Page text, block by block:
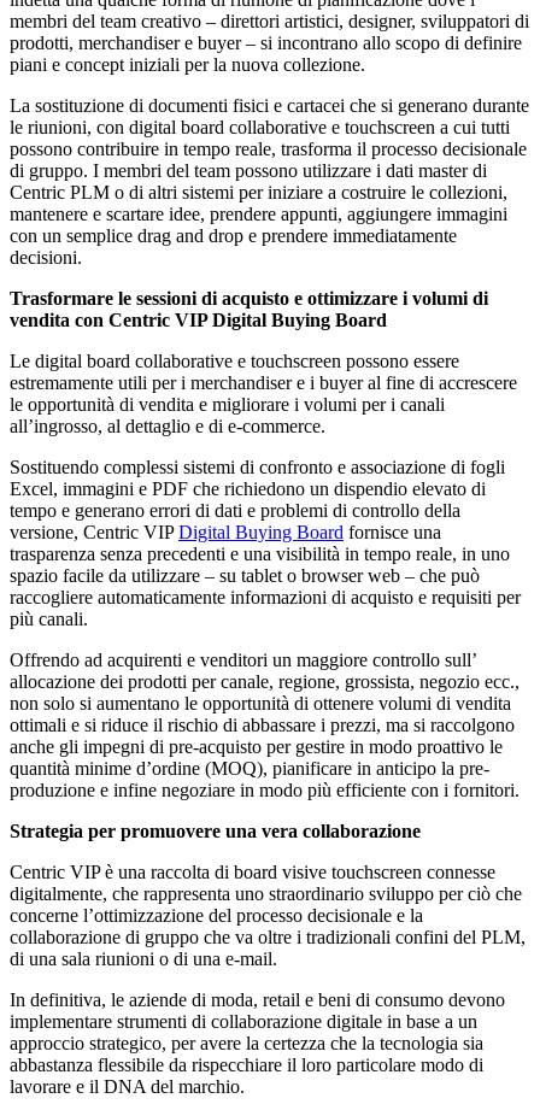
membri del team creativo – direttori artistici, designer, sviluppatori di
prodotti, merchandiser e buyer – si incontrano allo scopo di definire
piani e concept iniziali per la nuova collezione.
La sostituzione di documenti fisici e cartacei che si generano durante
le riunioni, con digital board collaborative e touchscreen a cui tutti
possono contribuire in tempo reale, trasforma il processo decisionale
di gruppo. I membri del team possono utilizzare i dati master di
Centric PLM o di altri sistemi per iniziare a costruire le collezioni,
mantenere e scartare idee, prendere appunti, aggiungere immagini
con un semplice drag and drop e prendere immediatamente
decisioni.
Trasformare le sessioni di acquisto e ottimizzare i volumi di
vendita con Centric VIP Digital Buying Board
Le digital board collaborative e touchscreen possono essere
estremamente utili per i merchandiser e i buyer al fine di accrescere
le opportunità di vendita e migliorare i volumi per i canali
all’ingrosso, al dettaglio e di e-commerce.
Sostituendo complessi sistemi di confronto e associazione di fogli
Excel, immagini e PDF che richiedono un dispendio elevato di
tempo e generano errori di dati e problemi di controllo della
versione, Centric VIPDigital Buying Board fornisce una
trasparenza senza precedenti e una visibilità in tempo reale, in uno
spazio facile da utilizzare – su tablet o browser web – che può
raccogliere automaticamente informazioni di acquisto e requisiti per
più canali.
Offrendo ad acquirenti e venditori un maggiore controllo sull’
allocazione dei prodotti per canale, regione, grossista, negozio ecc.,
non solo si aumentano le opportunità di ottenere volumi di vendita
ottimali e si riduce il rischio di abbassare i prezzi, ma si raccolgono
anche gli impegni di pre-acquisto per gestire in modo proattivo le
quantità minime d’ordine (MOQ), pianificare in anticipo la pre-
produzione e infine negoziare in modo più efficiente con i fornitori.
Strategia per promuovere una vera collaborazione
Centric VIP è una raccolta di board visive touchscreen connesse
digitalmente, che rappresenta uno straordinario sviluppo per ciò che
concerne l’ottimizzazione del processo decisionale e la
collaborazione di gruppo che va oltre i tradizionali confini del PLM,
di una sala riunioni o di una e-mail.
In definitiva, le aziende di moda, retail e beni di consumo devono
implementare strumenti di collaborazione digitale in base a un
approccio strategico, per avere la certezza che la tecnologia sia
abbastanza flessibile da rispecchiare il loro particolare modo di
lavorare e il DNA del marchio.